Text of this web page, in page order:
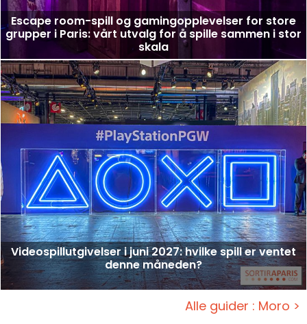
Escape room-spill og gamingopplevelser for store
grupper i Paris: vårt utvalg for å spille sammen i stor
skala
Videospillutgivelser i juni 2027: hvilke spill er ventet
denne måneden?
Alle guider : Moro >